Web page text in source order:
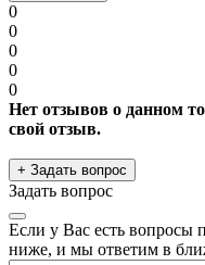
0
0
0
0
0
Нет отзывов о данном
свой отзыв.
+ Задать вопрос
Задать вопрос
Если у Вас есть вопросы
ниже, и мы ответим в